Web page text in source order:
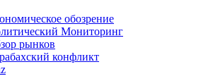
обозрение
Мониторинг
рынков
конфликт